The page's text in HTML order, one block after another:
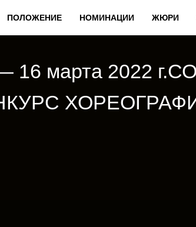
ПОЛОЖЕНИЕ НОМИНАЦИИ ЖЮРИ
16 марта 2022